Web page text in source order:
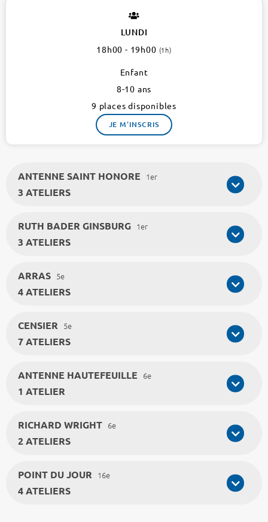
LUNDI
18h00 - 19h00 (1h)
Enfant
8-10 ans
9 places disponibles
JE M'INSCRIS
ANTENNE SAINT HONORE 1er
3 ATELIERS
RUTH BADER GINSBURG 1er
3 ATELIERS
ARRAS 5e
4 ATELIERS
CENSIER 5e
7 ATELIERS
ANTENNE HAUTEFEUILLE 6e
1 ATELIER
RICHARD WRIGHT 6e
2 ATELIERS
POINT DU JOUR 16e
4 ATELIERS